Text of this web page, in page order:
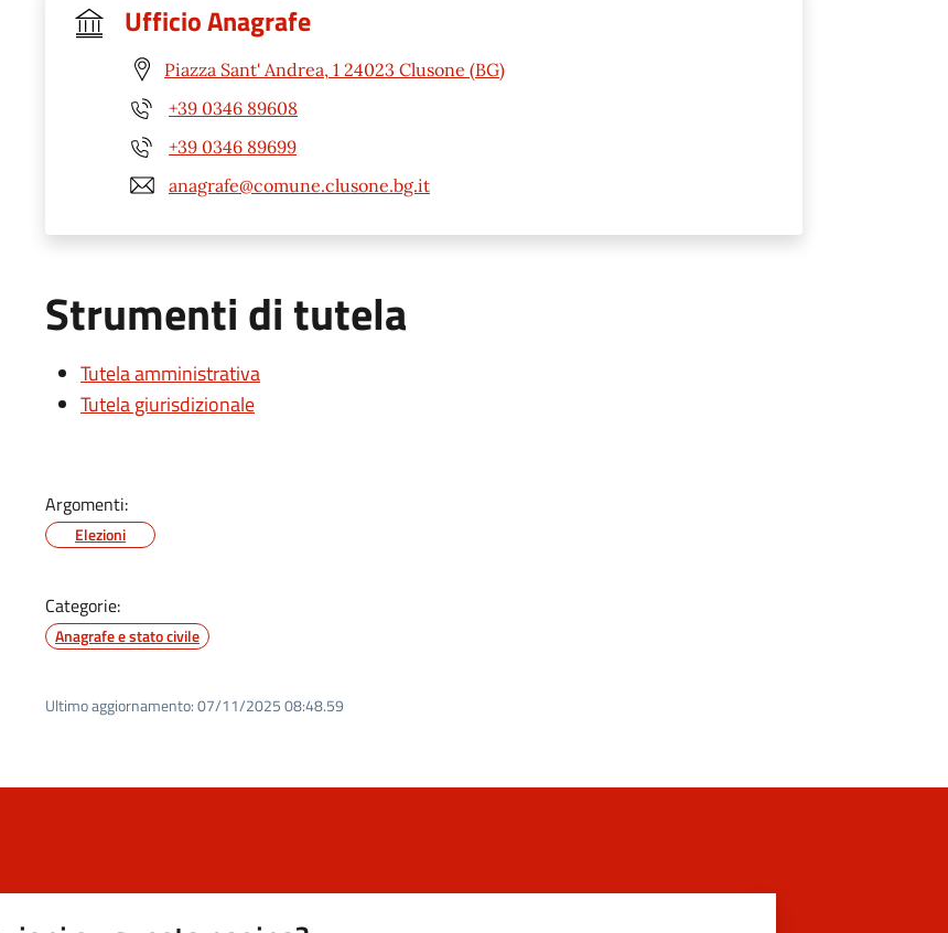
Ufficio Anagrafe
Piazza Sant' Andrea, 1 24023 Clusone (BG)
+39 0346 89608
+39 0346 89699
anagrafe@comune.clusone.bg.it
Strumenti di tutela
Tutela amministrativa
Tutela giurisdizionale
Argomenti:
Elezioni
Categorie:
Anagrafe e stato civile
Ultimo aggiornamento:07/11/2025 08:48.59